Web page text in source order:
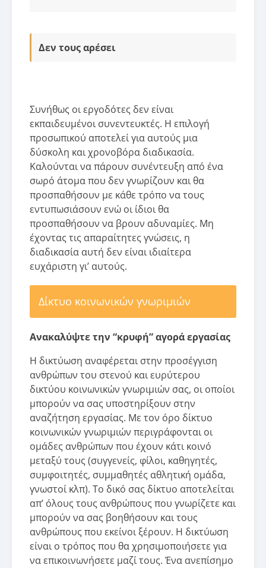
Δεν τους αρέσει
Συνήθως οι εργοδότες δεν είναι
εκπαιδευμένοι συνεντευκτές. Η επιλογή
προσωπικού αποτελεί για αυτούς μια
δύσκολη και χρονοβόρα διαδικασία.
Καλούνται να πάρουν συνέντευξη από ένα
σωρό άτομα που δεν γνωρίζουν και θα
προσπαθήσουν με κάθε τρόπο να τους
εντυπωσιάσουν ενώ οι ίδιοι θα
προσπαθήσουν να βρουν αδυναμίες. Μη
έχοντας τις απαραίτητες γνώσεις, η
διαδικασία αυτή δεν είναι ιδιαίτερα
ευχάριστη γι’ αυτούς.
Δίκτυο κοινωνικών γνωριμιών
Ανακαλύψτε την “κρυφή” αγορά εργασίας
Η δικτύωση αναφέρεται στην προσέγγιση
ανθρώπων του στενού και ευρύτερου
δικτύου κοινωνικών γνωριμιών σας, οι οποίοι
μπορούν να σας υποστηρίξουν στην
αναζήτηση εργασίας. Με τον όρο δίκτυο
κοινωνικών γνωριμιών περιγράφονται οι
ομάδες ανθρώπων που έχουν κάτι κοινό
μεταξύ τους (συγγενείς, φίλοι, καθηγητές,
συμφοιτητές, συμμαθητές αθλητική ομάδα,
γνωστοί κλπ). Το δικό σας δίκτυο αποτελείται
απ’ όλους τους ανθρώπους που γνωρίζετε και
μπορούν να σας βοηθήσουν και τους
ανθρώπους που εκείνοι ξέρουν. Η δικτύωση
είναι ο τρόπος που θα χρησιμοποιήσετε για
να επικοινωνήσετε μαζί τους. Ένα ανεπίσημο